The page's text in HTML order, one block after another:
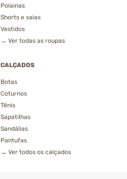
Polainas
Shorts e saias
Vestidos
→ Ver todas as roupas
CALÇADOS
Botas
Coturnos
Tênis
Sapatilhas
Sandálias
Pantufas
→ Ver todos os calçados